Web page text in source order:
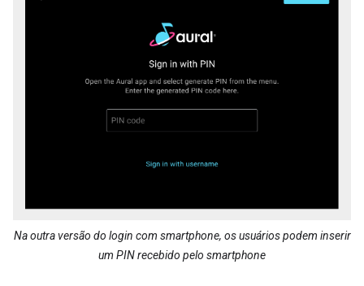
Na outra versão do login com smartphone, os usuários podem inserir
um PIN recebido pelo smartphone